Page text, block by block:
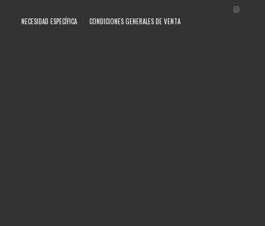
NECESIDAD ESPECÍFICA CONDICIONES GENERALES DE VENTA